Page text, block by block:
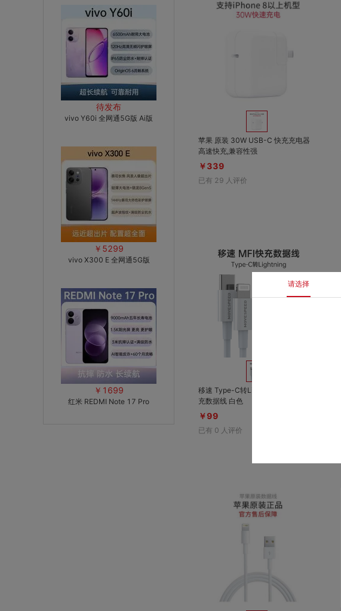
请选择
待发布
vivo Y60i 全网通5G版 Ai版
￥5299
vivo X300 E 全网通5G版
￥1699
红米 REDMI Note 17 Pro
苹果 原装 30W USB-C 快充充电器
高速快充,兼容性强
￥339
已有 29 人评价
移速 Type-C转Lightning MFI苹果快
充数据线 白色
￥99
已有 0 人评价